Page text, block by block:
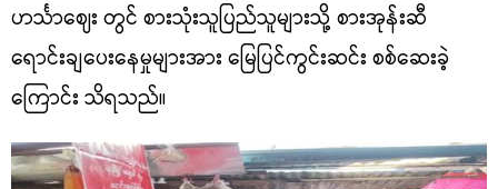
ဟင်္သာဈေး တွင် စားသုံးသူပြည်သူများသို့ စားအုန်းဆီ
ရောင်းချပေးနေမှုများအား မြေပြင်ကွင်းဆင်း စစ်ဆေးခဲ့
ကြောင်း သိရသည်။